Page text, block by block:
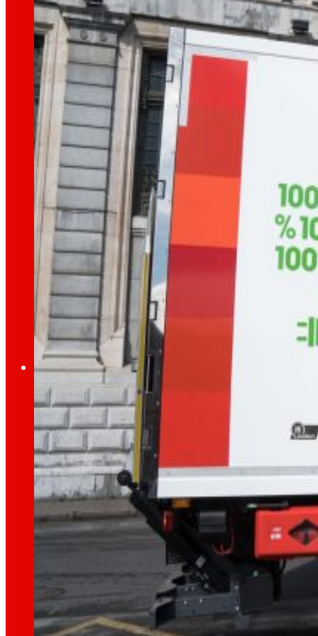
Així som
Tot el nostre ADN: un viatge per la missió, la
Cooperativa
Som per i per a les persones. Descobreix
Fundació
A través de la nostra Fundació impulsem
Compromisos
Compromisos EROSKI
Fomenteml'alimentació saludable.
Generem riquesa localisolidaritat